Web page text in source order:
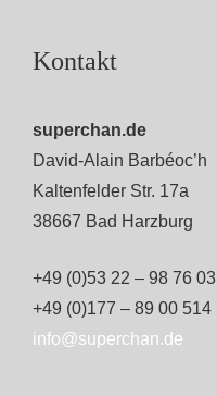
Kontakt
superchan.de
David-Alain Barbéoc’h
Kaltenfelder Str. 17a
38667 Bad Harzburg
+49 (0)53 22 – 98 76 03
+49 (0)177 – 89 00 514
info@superchan.de